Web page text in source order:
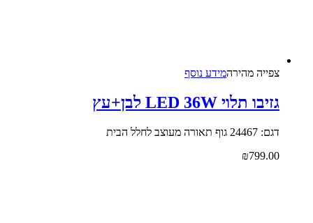
צפייה‬ ‫מהירה‬מידע נוסף
גזיבו תלוי LED 36W לבן+עץ
דגם: 24467 גוף תאורה מעוצב לחלל הבית
₪799.00